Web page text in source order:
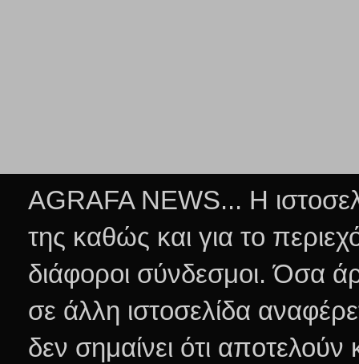
AGRAFA NEWS... Η
της καθώς και για το
διάφοροι σύνδεσμοι.Όσα
σε άλλη ιστοσελίδα
δεν σημαίνει ότι